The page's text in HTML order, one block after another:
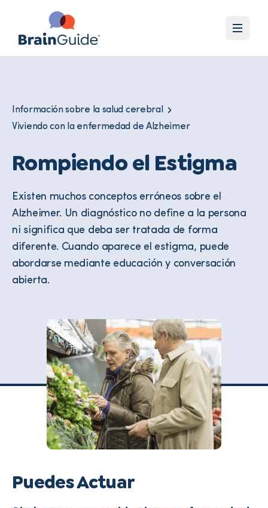
Información sobre la salud cerebral
Viviendo con la enfermedad de Alzheimer
Rompiendo el Estigma
Existen muchos conceptos erróneos sobre el
Alzheimer. Un diagnóstico no define a la persona
ni significa que deba ser tratada de forma
diferente. Cuando aparece el estigma, puede
abordarse mediante educación y conversación
abierta.
Puedes Actuar